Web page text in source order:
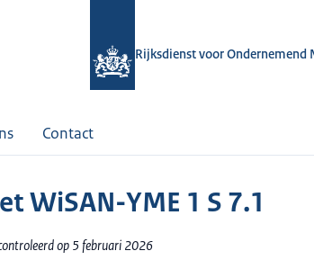
Rijksdienst voor Ondernemend
Contact
WiSAN-YME 1 S 7.1
op 5 februari 2026